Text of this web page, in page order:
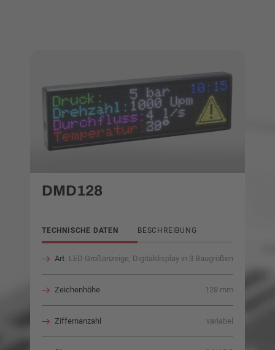
DMD128
TECHNISCHE DATEN BESCHREIBUNG
Art LED Großanzeige, Digitaldisplay in 3 Baugrößen
Zeichenhöhe 128 mm
Ziffernanzahl variabel